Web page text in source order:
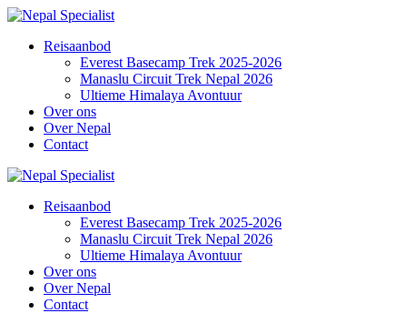
Reisaanbod
Everest Basecamp Trek 2025-2026
Manaslu Circuit Trek Nepal 2026
Ultieme Himalaya Avontuur
Over ons
Over Nepal
Contact
Reisaanbod
Everest Basecamp Trek 2025-2026
Manaslu Circuit Trek Nepal 2026
Ultieme Himalaya Avontuur
Over ons
Over Nepal
Contact